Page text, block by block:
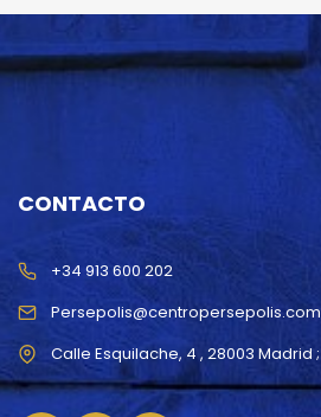
CONTACTO
Persepolis@centropersepolis.com
+34 913 600 202